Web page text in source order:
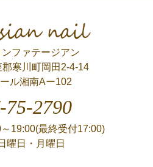
nail
ファテージアン
寒川町岡田2-4-14
ル湘南Aー102
75-2790
19:00(最終受付17:00)
曜日・月曜日